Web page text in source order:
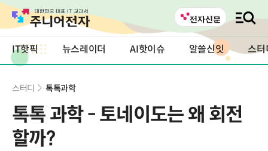
IT핫픽 뉴스레이더 AI핫이슈 알쓸신잇 스터
스터디 톡톡과학
톡톡 과학 - 토네이도는 왜 회전
할까?